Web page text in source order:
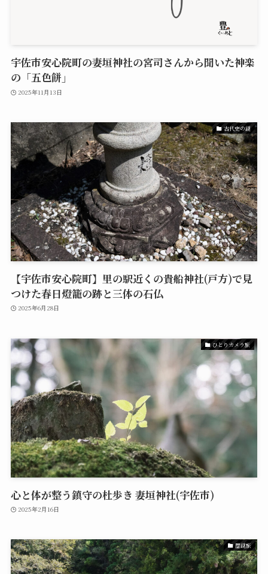
宇佐市安心院町の妻垣神社の宮司さんから聞いた神楽
の「五色餅」
2025年11月13日
古代史の謎
【宇佐市安心院町】里の駅近くの貴船神社(戸方)で見
つけた春日燈籠の跡と三体の石仏
2025年6月28日
ひとりカメラ旅
心と体が整う鎮守の杜歩き 妻垣神社(宇佐市)
2025年2月16日
歴謎旅